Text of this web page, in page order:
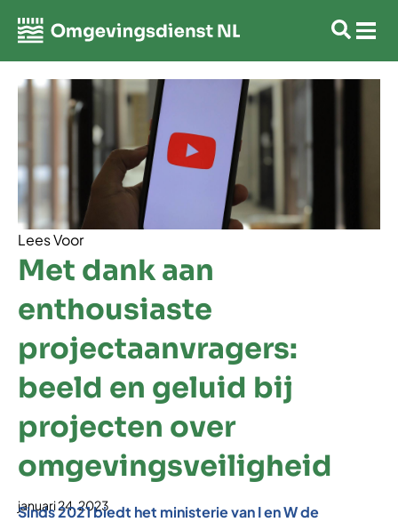
Lees Voor
Met dank aan
enthousiaste
projectaanvragers:
beeld en geluid bij
projecten over
omgevingsveiligheid
januari 24, 2023
Sinds 2021 biedt het ministerie van I en W de